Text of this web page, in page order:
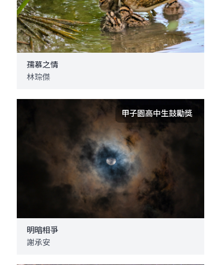
孺慕之情
林琮傑
甲子園高中生鼓勵獎
明暗相爭
謝承安